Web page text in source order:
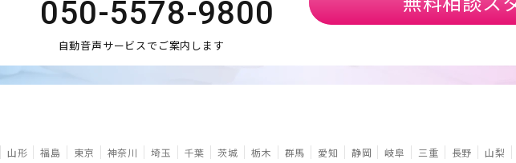
050-5578-9800
自動音声サービスでご案内します
山形 福島 東京 神奈川 埼玉 千葉 茨城 栃木 群馬 愛知 静岡 岐阜 三重 長野 山梨